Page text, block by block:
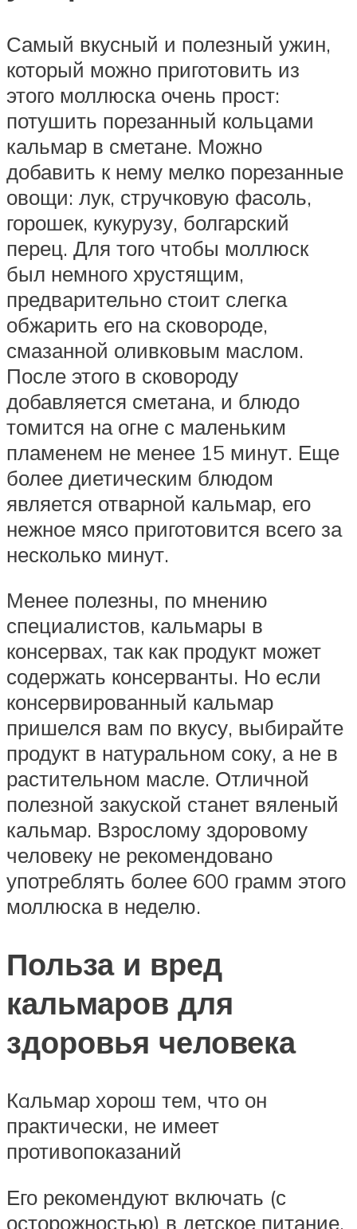
Самый вкусный и полезный ужин,
который можно приготовить из
этого моллюска очень прост:
потушить порезанный кольцами
кальмар в сметане. Можно
добавить к нему мелко порезанные
овощи: лук, стручковую фасоль,
горошек, кукурузу, болгарский
перец. Для того чтобы моллюск
был немного хрустящим,
предварительно стоит слегка
обжарить его на сковороде,
смазанной оливковым маслом.
После этого в сковороду
добавляется сметана, и блюдо
томится на огне с маленьким
пламенем не менее 15 минут. Еще
более диетическим блюдом
является отварной кальмар, его
нежное мясо приготовится всего за
несколько минут.
Менее полезны, по мнению
специалистов, кальмары в
консервах, так как продукт может
содержать консерванты. Но если
консервированный кальмар
пришелся вам по вкусу, выбирайте
продукт в натуральном соку, а не в
растительном масле. Отличной
полезной закуской станет вяленый
кальмар. Взрослому здоровому
человеку не рекомендовано
употреблять более 600 грамм этого
моллюска в неделю.
Польза и вред
кальмаров для
здоровья человека
Кaльмар хорош тем, что он
практически, не имеет
противопоказаний
Его рекомендуют включать (с
осторожностью) в детское питание,